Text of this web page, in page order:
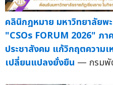
คลินิกฎหมาย มหาวิทยาลัยพ
"CSOs FORUM 2026" ภ
ประชาสังคม แก้วิกฤตความ
เปลี่ยนแปลงยั่งยืน — กรมพั